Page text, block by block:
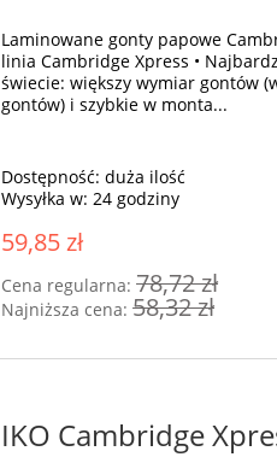
Laminowane gonty papowe
linia Cambridge Xpress •
świecie: większy wymiar gontów
gontów) i szybkie w monta...
Dostępność: duża ilość
Wysyłka w: 24 godziny
59,85 zł
Cena regularna:78,72 zł
Najniższa cena:58,32 zł
IKO Cambridge